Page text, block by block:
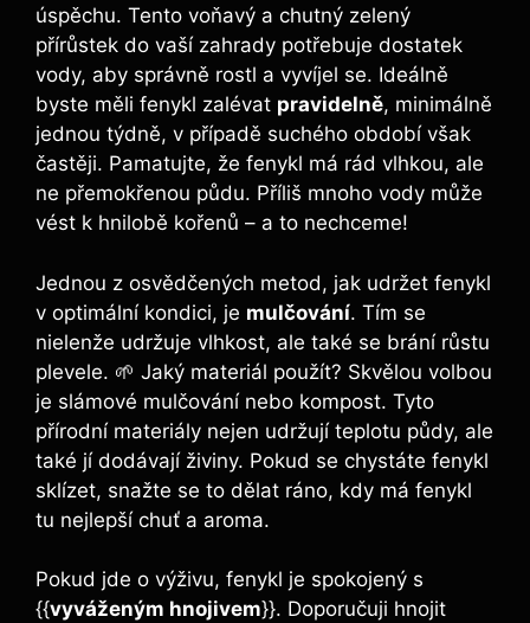
úspěchu. Tento voňavý a chutný zelený
přírůstek do vaší zahrady potřebuje dostatek
vody, aby správně rostl a vyvíjel se. Ideálně
byste měli fenykl zalévat pravidelně, minimálně
jednou týdně, v případě suchého období však
častěji. Pamatujte, že fenykl má rád vlhkou, ale
ne přemokřenou půdu. Příliš mnoho vody může
vést k hnilobě kořenů – a to nechceme!
Jednou z osvědčených metod, jak udržet fenykl
v optimální kondici, je mulčování. Tím se
nielenže udržuje vlhkost, ale také se brání růstu
plevele. 🌱 Jaký materiál použít? Skvělou volbou
je slámové mulčování nebo kompost. Tyto
přírodní materiály nejen udržují teplotu půdy, ale
také jí dodávají živiny. Pokud se chystáte fenykl
sklízet, snažte se to dělat ráno, kdy má fenykl
tu nejlepší chuť a aroma.
Pokud jde o výživu, fenykl je spokojený s
{{vyváženým hnojivem}}. Doporučuji hnojit